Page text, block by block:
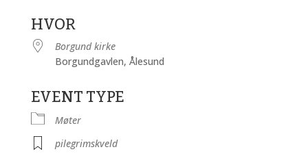
HVOR
Borgund kirke
Borgundgavlen, Ålesund
EVENT TYPE
Møter
pilegrimskveld